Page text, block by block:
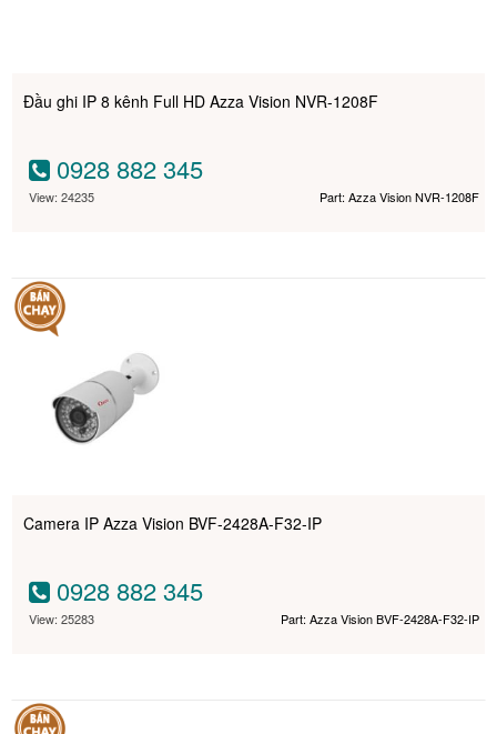
Đầu ghi IP 8 kênh Full HD Azza Vision NVR-1208F
0928 882 345
View: 24235 Part: Azza Vision NVR-1208F
Camera IP Azza Vision BVF-2428A-F32-IP
0928 882 345
View: 25283 Part: Azza Vision BVF-2428A-F32-IP